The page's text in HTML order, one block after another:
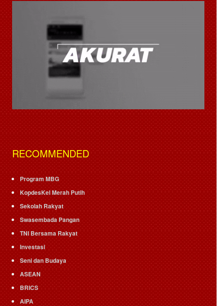
RECOMMENDED
Program MBG
KopdesKel Merah Putih
Sekolah Rakyat
Swasembada Pangan
TNI Bersama Rakyat
Investasi
Seni dan Budaya
ASEAN
BRICS
AIPA